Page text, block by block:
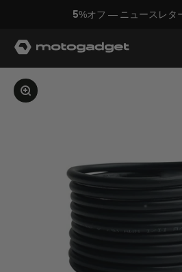
コンテンツへスキップ
5%オフ — ニュースレタ
モトガジェット社
画像を拡大する